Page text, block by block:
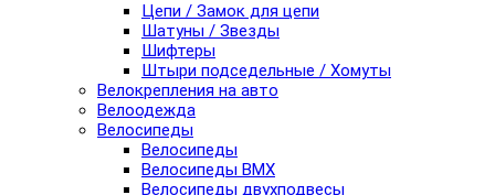
Цепи / Замок для цепи
Шатуны / Звезды
Шифтеры
Штыри подседельные / Хомуты
Велокрепления на авто
Велоодежда
Велосипеды
Велосипеды
Велосипеды BMX
Велосипеды двухподвесы